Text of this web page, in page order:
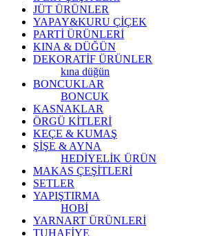
JÜT ÜRÜNLER
YAPAY&KURU ÇİÇEK
PARTİ ÜRÜNLERİ
KINA & DÜĞÜN
DEKORATİF ÜRÜNLER
kına düğün
BONCUKLAR
BONCUK
KASNAKLAR
ÖRGÜ KİTLERİ
KEÇE & KUMAŞ
ŞİŞE & AYNA
HEDİYELİK ÜRÜN
MAKAS ÇEŞİTLERİ
SETLER
YAPIŞTIRMA
HOBİ
YARNART ÜRÜNLERİ
TUHAFİYE